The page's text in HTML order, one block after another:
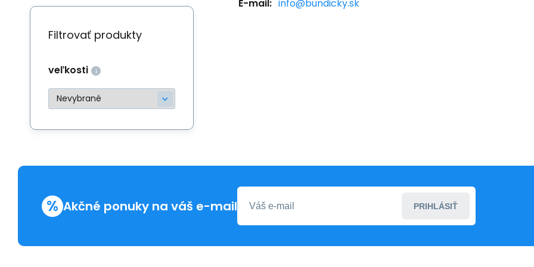
E-mail: info@bundicky.sk
Filtrovať produkty
veľkosti
% Akčné ponuky na váš e-mail PRIHLÁSIŤ